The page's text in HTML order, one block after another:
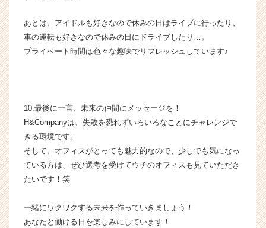
（C
h
e
e
r）
あとは、アイドルも好きなので休みの日はライブに行ったり、
車の運転も好きなので休みの日にドライブしたり…。
プライベート時間は色々な趣味でリフレッシュしています♪
10.最後に一言、未来の仲間にメッセージを！
H&Companyは、失敗を恐れずいろいろなことにチャレンジで
きる環境です。
そして、オフィスがとっても魅力的なので、少しでも気になっ
ている方は、ぜひ選考を受けてウチのオフィスも見ていただき
たいです！笑
一緒にワクワクする未来を作っていきましょう！
あなたと働ける日を楽しみにしています！